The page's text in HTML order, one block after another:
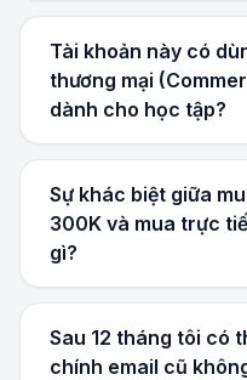
Tài khoản này có
thương mại
dành cho học tập?
Sự khác biệt giữa
300K và mua trực
gì?
Sau 12 tháng tôi có
chính email cũ